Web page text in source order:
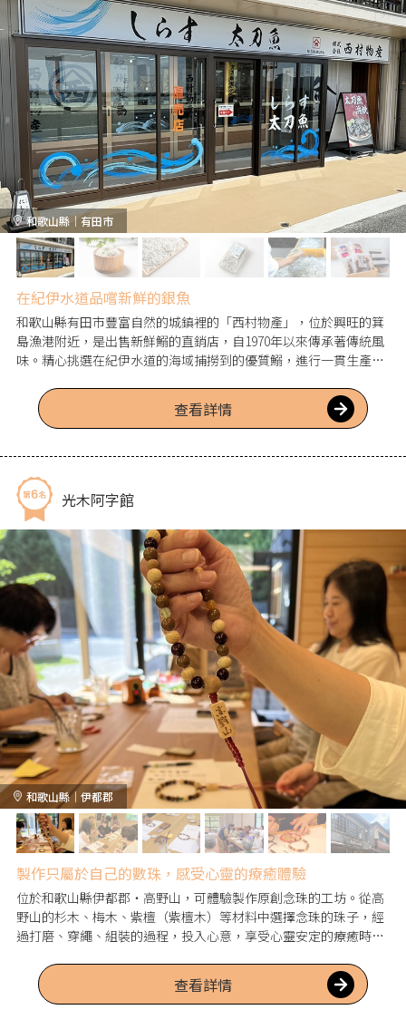
和歌山縣｜有田市
在紀伊水道品嚐新鮮的銀魚
和歌山縣有田市豐富自然的城鎮裡的「西村物產」，位於興旺的箕
島漁港附近，是出售新鮮鰯的直銷店，自1970年以來傳承著傳統風
味。精心挑選在紀伊水道的海域捕撈到的優質鰯，進行一貫生產並
的鰯有著「釜燒銀魚」、「銀魚乾」、小魚干，鰰魚以及與白飯完
美搭配的特色商品，適合家庭食用或作為伴手禮。前往旅遊時絕對
查看詳情
光木阿字館
和歌山縣｜伊都郡
製作只屬於自己的數珠，感受心靈的療癒體驗
位於和歌山縣伊都郡・高野山，可體驗製作原創念珠的工坊。從高
野山的杉木、梅木、紫檀（紫檀木）等材料中選擇念珠的珠子，經
過打磨、穿繩、組裝的過程，投入心意，享受心靈安定的療癒時
查看詳情